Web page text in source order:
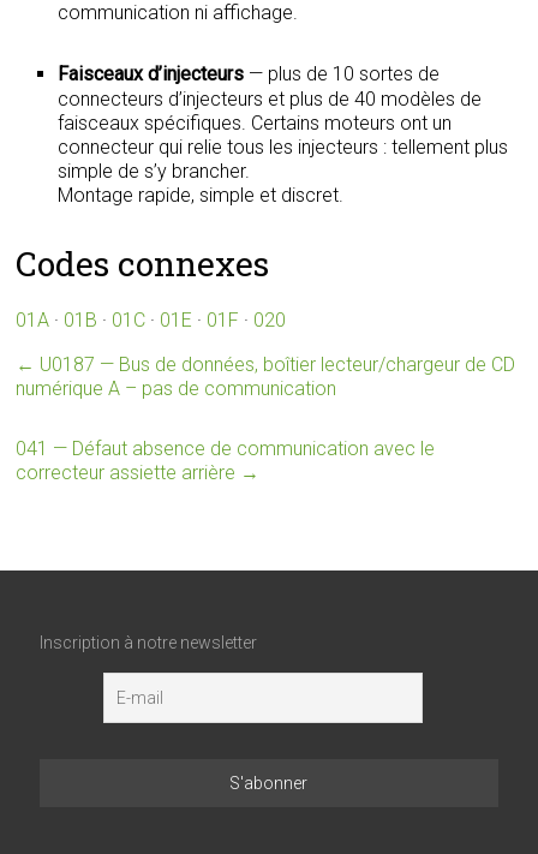
communication ni affichage.
Faisceaux d’injecteurs — plus de 10 sortes de
connecteurs d’injecteurs et plus de 40 modèles de
faisceaux spécifiques. Certains moteurs ont un
connecteur qui relie tous les injecteurs : tellement plus
simple de s’y brancher.
Montage rapide, simple et discret.
Codes connexes
01A · 01B · 01C · 01E · 01F · 020
← U0187 — Bus de données, boîtier lecteur/chargeur de CD
numérique A – pas de communication
041 — Défaut absence de communication avec le
correcteur assiette arrière →
Inscription à notre newsletter